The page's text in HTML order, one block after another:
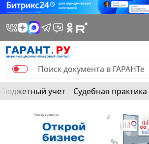
Бюджетный учет Судебная практика